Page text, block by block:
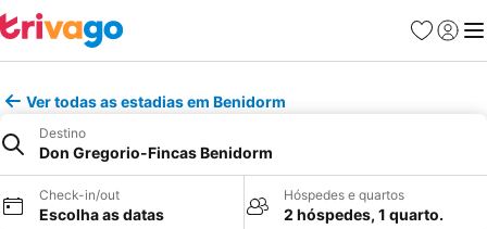
Favoritos
Iniciar
Ver todas as estadias em Benidorm
Destino
Don Gregorio-Fincas Benidorm
Check-in/out
Escolha as datas
Hóspedes e quartos
2 hóspedes, 1 quarto.